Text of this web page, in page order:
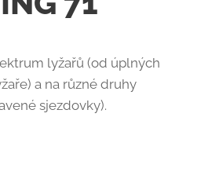
lyžařů (od úplných
a na různé druhy
sjezdovky).